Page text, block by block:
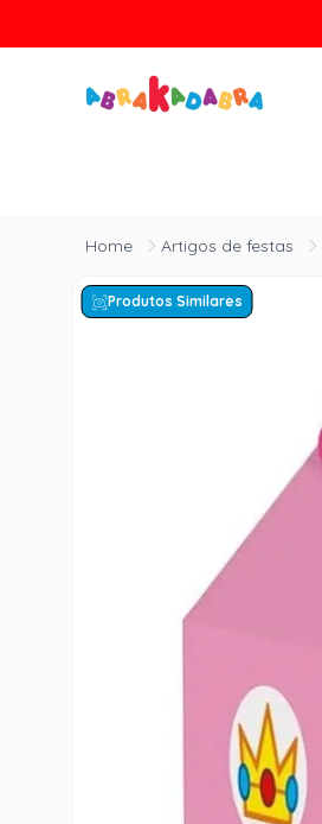
Artigos de festas
Produtos Similares